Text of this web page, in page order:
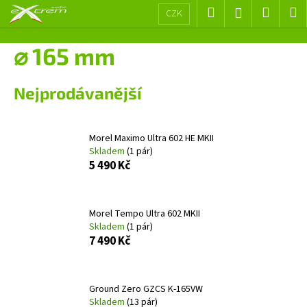
Přejít
CZK Hledat Přihlášení
košík
⌀ 165 mm
Nejprodávanější
Morel Maximo Ultra 602 HE MKII
Skladem (1 pár)
5 490 Kč
Morel Tempo Ultra 602 MKII
Skladem (1 pár)
7 490 Kč
Ground Zero GZCS K-165VW
Skladem (13 pár)
š
o